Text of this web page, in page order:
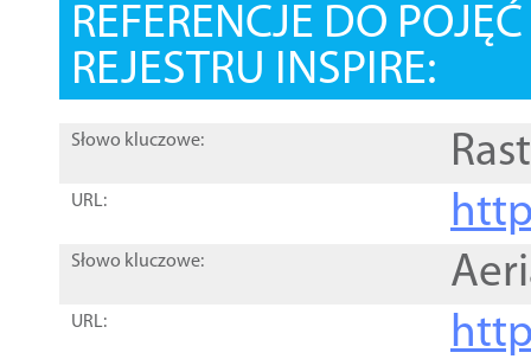
REFERENCJE DO
REJESTRU INSPIRE:
Słowo kluczowe:
URL:
Słowo kluczowe:
URL: